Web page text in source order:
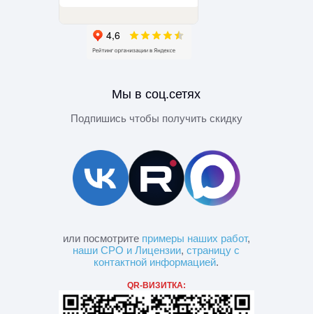
Мы в соц.сетях
Подпишись чтобы получить скидку
или посмотрите примеры наших работ,
наши СРО и Лицензии,страницу с
контактной информацией.
QR-ВИЗИТКА: